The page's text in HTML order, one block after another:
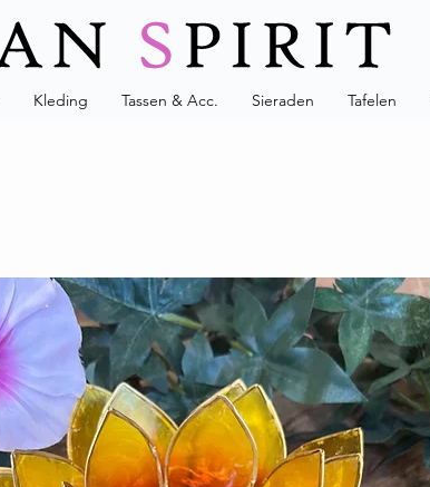
Kleding Tassen & Acc. Sieraden Tafelen